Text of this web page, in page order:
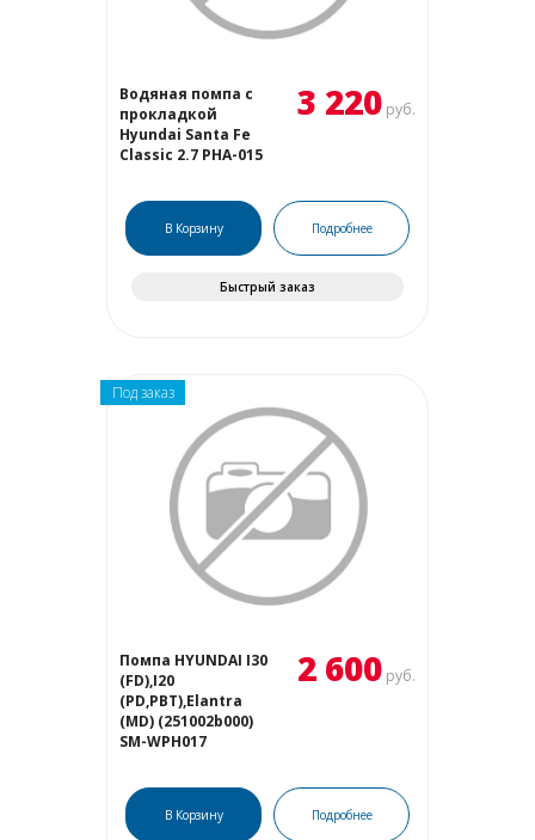
Водяная помпа с
прокладкой
Hyundai Santa Fe
Classic 2.7 PHA-015
3 220 руб.
В Корзину Подробнее
Быстрый заказ
Под заказ
Помпа HYUNDAI I30
(FD),I20
(PD,PBT),Elantra
(MD) (251002b000)
SM-WPH017
2 600 руб.
В Корзину Подробнее